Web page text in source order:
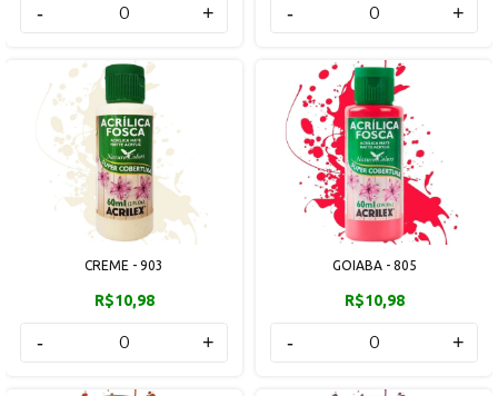
- + - +
CREME - 903
R$10,98
- +
GOIABA - 805
R$10,98
- +